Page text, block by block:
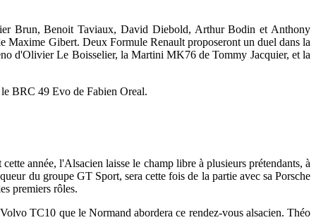
Brun, Benoit Taviaux, David Diebold, Arthur Bodin et Anthony
Maxime Gibert. Deux Formule Renault proposeront un duel dans la
d'Olivier Le Boisselier, la Martini MK76 de Tommy Jacquier, et la
BRC 49 Evo de Fabien Oreal.
année, l'Alsacien laisse le champ libre à plusieurs prétendants, à
du groupe GT Sport, sera cette fois de la partie avec sa Porsche
premiers rôles.
TC10 que le Normand abordera ce rendez-vous alsacien. Théo